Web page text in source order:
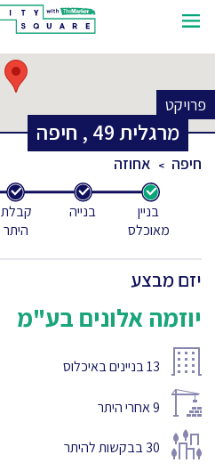
פרויקט
מרגלית49
, חיפה
חיפה אחוזה
בניין
מאוכלס
בנייה
קבלת
היתר
יזם מבצע
יוזמה אלונים בע"מ
13בניינים באיכלוס
9אחרי היתר
30בבקשות להיתר